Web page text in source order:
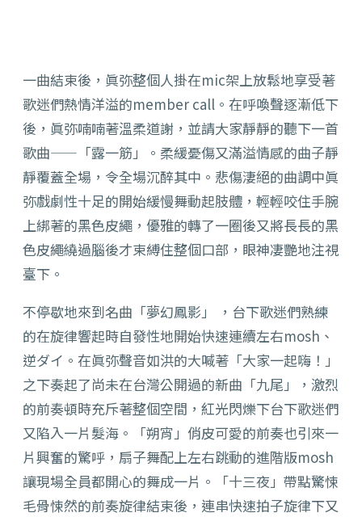
一曲結束後，眞弥整個人掛在mic架上放鬆地享受著
歌迷們熱情洋溢的member call。在呼喚聲逐漸低下
後，眞弥喃喃著溫柔道謝，並請大家靜靜的聽下一首
歌曲——「露一筋」。柔緩憂傷又滿溢情感的曲子靜
靜覆蓋全場，令全場沉醉其中。悲傷淒絕的曲調中眞
弥戲劇性十足的開始緩慢舞動起肢體，輕輕咬住手腕
上綁著的黑色皮繩，優雅的轉了一圈後又將長長的黑
色皮繩繞過腦後才束縛住整個口部，眼神凄艷地注視
臺下。
不停歇地來到名曲「夢幻鳳影」 ，台下歌迷們熟練
的在旋律響起時自發性地開始快速連續左右mosh、
逆ダイ。在眞弥聲音如洪的大喊著「大家一起嗨！」
之下奏起了尚未在台灣公開過的新曲「九尾」，激烈
的前奏頓時充斥著整個空間，紅光閃爍下台下歌迷們
又陷入一片髮海。「朔宵」俏皮可愛的前奏也引來一
片興奮的驚呼，扇子舞配上左右跳動的進階版mosh
讓現場全員都開心的舞成一片。「十三夜」帶點驚悚
毛骨悚然的前奏旋律結束後，連串快速拍子旋律下又